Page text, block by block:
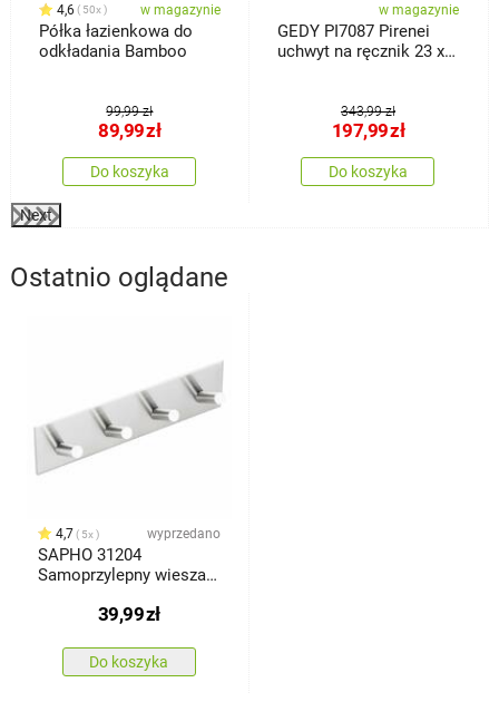
4,6 50x w magazynie
Półka łazienkowa do
odkładania Bamboo
99,99 zł
89,99zł
Do koszyka
w magazynie
GEDY PI7087 Pirenei
uchwyt na ręcznik 23 x
343,99 zł
197,99zł
Do koszyka
Next
Ostatnio oglądane
4,7 5x wyprzedano
SAPHO 31204
Samoprzylepny wieszak
szczotkowana stal
39,99zł
Do koszyka